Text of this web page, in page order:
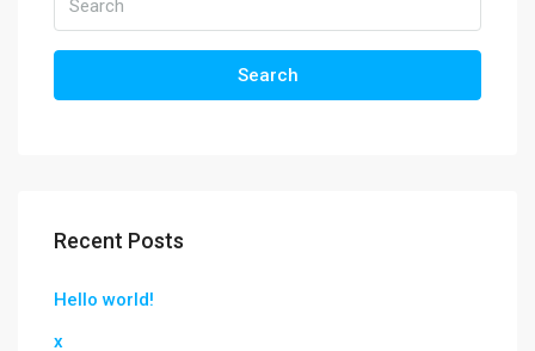
Search
Recent Posts
Hello world!
x